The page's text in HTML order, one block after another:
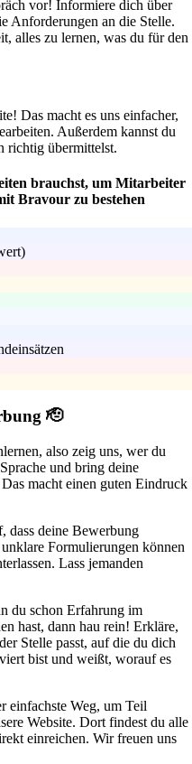
vor! Informiere dich über
Anforderungen an die Stelle.
alles zu lernen, was du für den
Das macht es uns einfacher,
Außerdem kannst du
richtig übermittelst.
brauchst, um Mitarbeiter
Bravour zu bestehen
🫡
also zeig uns, wer du
und bring deine
macht einen guten Eindruck
dass deine Bewerbung
Formulierungen können
Lass jemanden
du schon Erfahrung im
hast, dann hau rein! Erkläre,
Stelle passt, auf die du dich
bist und weißt, worauf es
einfachste Weg, um Teil
Website. Dort findest du alle
einreichen. Wir freuen uns